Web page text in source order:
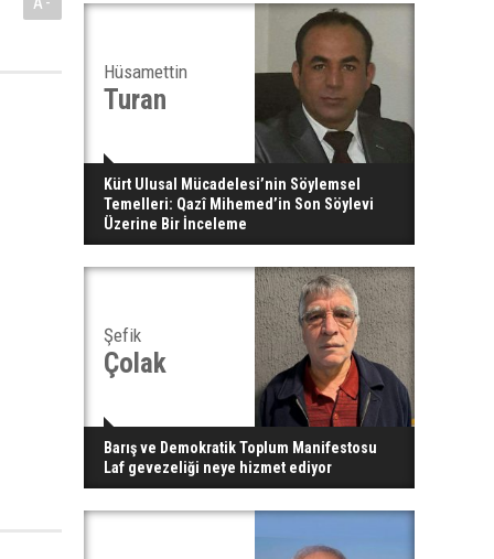
Hüsamettin
Turan
Kürt Ulusal Mücadelesi’nin Söylemsel
Temelleri: Qazî Mihemed’in Son Söylevi
Üzerine Bir İnceleme
Şefik
Çolak
Barış ve Demokratik Toplum Manifestosu
Laf gevezeliği neye hizmet ediyor